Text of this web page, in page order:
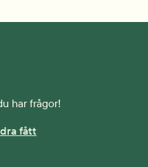
har frågor!
fått